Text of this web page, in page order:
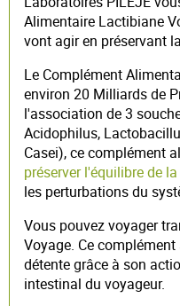
Alimentaire Lactibiane
vont agir en préservant
Le Complément
environ 20 Milliards de
l'association de 3
Acidophilus,
Casei), ce complément
préserver l'équilibre de
les perturbations du
Vous pouvez voyager
Voyage. Ce
détente grâce à son
intestinal du voyageur.